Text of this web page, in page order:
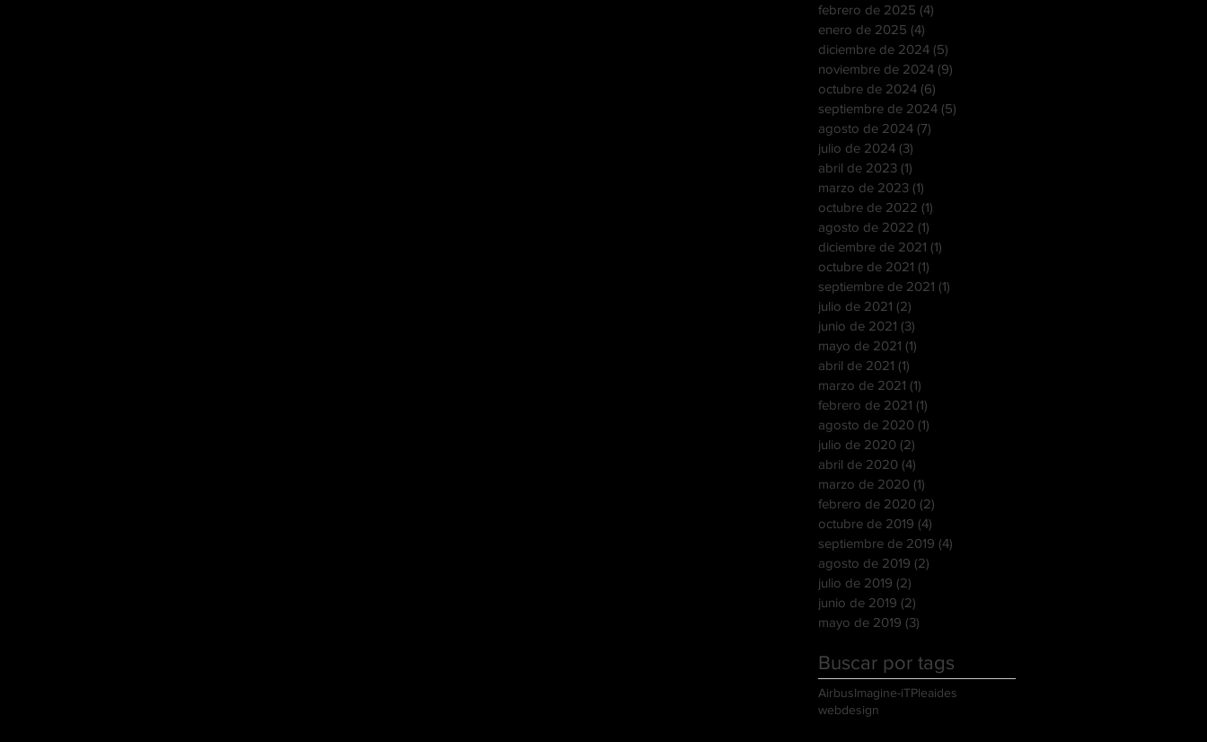
febrero de 2025 (4)
enero de 2025 (4)
diciembre de 2024 (5)
noviembre de 2024 (9)
octubre de 2024 (6)
septiembre de 2024 (5)
agosto de 2024 (7)
julio de 2024 (3)
abril de 2023 (1)
marzo de 2023 (1)
octubre de 2022 (1)
agosto de 2022 (1)
diciembre de 2021 (1)
octubre de 2021 (1)
septiembre de 2021 (1)
julio de 2021 (2)
junio de 2021 (3)
mayo de 2021 (1)
abril de 2021 (1)
marzo de 2021 (1)
febrero de 2021 (1)
agosto de 2020 (1)
julio de 2020 (2)
abril de 2020 (4)
marzo de 2020 (1)
febrero de 2020 (2)
octubre de 2019 (4)
septiembre de 2019 (4)
agosto de 2019 (2)
julio de 2019 (2)
junio de 2019 (2)
mayo de 2019 (3)
Buscar por tags
AirbusImagine-iTPleaides
webdesign